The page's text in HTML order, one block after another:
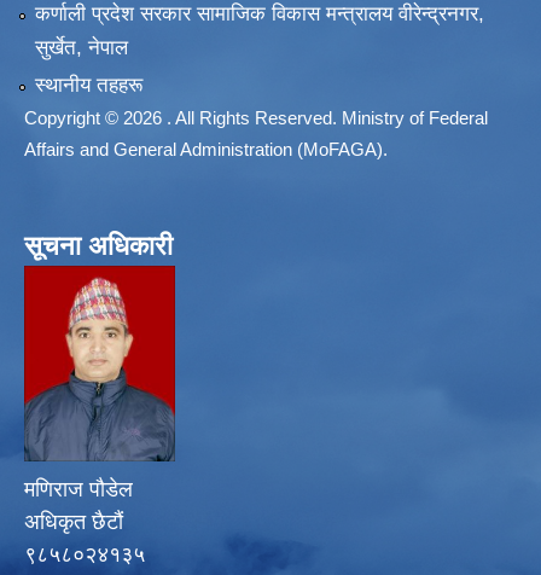
कर्णाली प्रदेश सरकार सामाजिक विकास मन्त्रालय वीरेन्द्रनगर,
सुर्खेत, नेपाल
स्थानीय तहहरू
Copyright © 2026 . All Rights Reserved. Ministry of Federal
Affairs and General Administration (MoFAGA).
सूचना अधिकारी
मणिराज पौडेल
अधिकृत छैटौं
९८५८०२४१३५